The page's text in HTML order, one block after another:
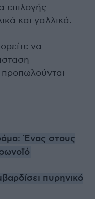
επιλογής
και γαλλικά.
να
Ένας στους
πυρηνικό